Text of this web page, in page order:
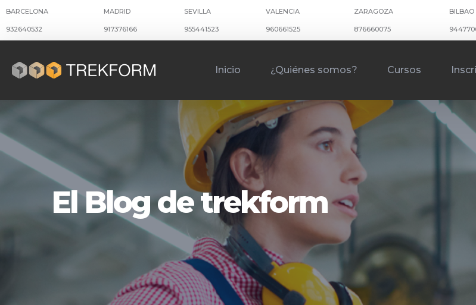
BARCELONA
932640532
MADRID
917376166
SEVILLA
955441523
VALENCIA
960661525
ZARAGOZA
876660075
BILBAO
Inicio ¿Quiénes somos? Cursos
El Blog de trekform